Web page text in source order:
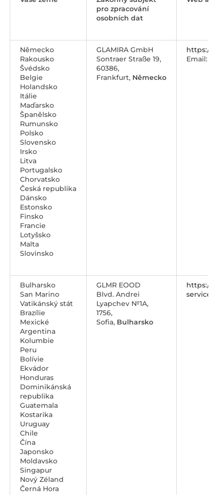
pro zpracování
osobních dat
Německo
Rakousko
Švédsko
Belgie
Holandsko
Itálie
Maďarsko
Španělsko
Rumunsko
Polsko
Slovensko
Irsko
Litva
Portugalsko
Chorvatsko
Česká republika
Dánsko
Estonsko
Finsko
Francie
Lotyšsko
Malta
Slovinsko
GLAMIRA GmbH
Sontraer Straße 19,
60386,
Frankfurt, Německo
https://
Email:
Bulharsko
San Marino
Vatikánský stát
Brazílie
Mexické
Argentina
Kolumbie
Peru
Bolívie
Ekvádor
Honduras
Dominikánská
republika
Guatemala
Kostarika
Uruguay
Chile
Čína
Japonsko
Moldavsko
Singapur
Nový Zéland
Černá Hora
GLMR EOOD
Blvd. Andrei
Lyapchev №1A,
1756,
Sofia, Bulharsko
https://